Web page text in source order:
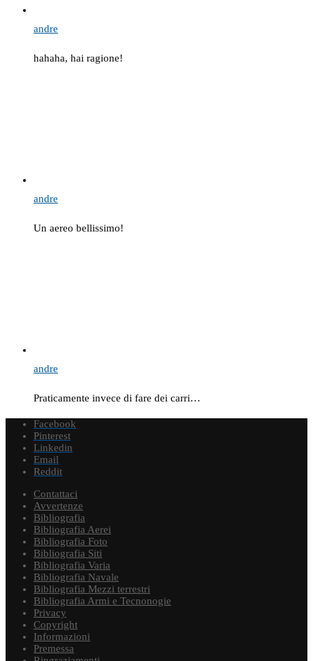
andre
hahaha, hai ragione!
andre
Un aereo bellissimo!
andre
Praticamente invece di fare dei carri…
Facebook
Pinterest
Linkedin
Email
Reddit
Contattaci
Avvertenze
Bibliografia
Bibliografia Aerei
Bibliografia Foto
Bibliografia Siti
Bibliografia Varia
Bibliografia Navale
Bibliografia Mezzi terrestri
Bibliografia Armi e Tecnonogie
Privacy
Copyright
Informazioni
Premessa